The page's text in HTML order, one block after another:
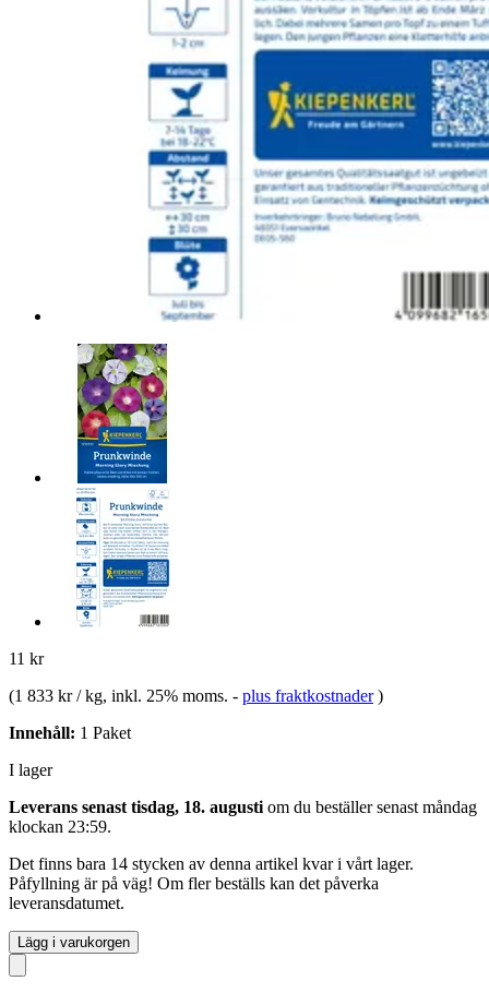
11 kr
(1 833 kr / kg, inkl. 25% moms. - plus fraktkostnader )
Innehåll: 1 Paket
I lager
Leverans senast tisdag, 18. augusti om du beställer senast måndag
klockan 23:59.
Det finns bara 14 stycken av denna artikel kvar i vårt lager.
Påfyllning är på väg! Om fler beställs kan det påverka
leveransdatumet.
Lägg i varukorgen